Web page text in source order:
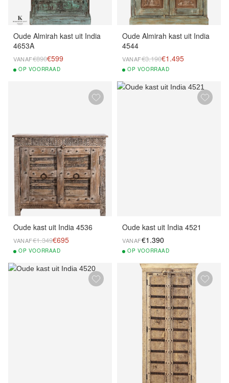
Oude Almirah kast uit India
4653A
VANAF€890€599
OP VOORRAAD
Oude Almirah kast uit India
4544
VANAF€3.190€1.495
OP VOORRAAD
Oude kast uit India 4536
VANAF€1.349€695
OP VOORRAAD
Oude kast uit India 4521
VANAF€1.390
OP VOORRAAD